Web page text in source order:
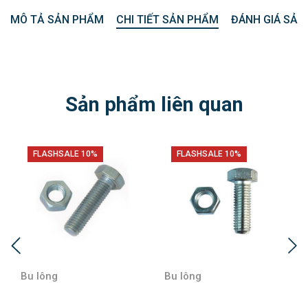
MÔ TẢ SẢN PHẨM CHI TIẾT SẢN PHẨM ĐÁNH GIÁ
Sản phẩm liên quan
FLASHSALE 10%
Bu lông
FLASHSALE 10%
Bu lông